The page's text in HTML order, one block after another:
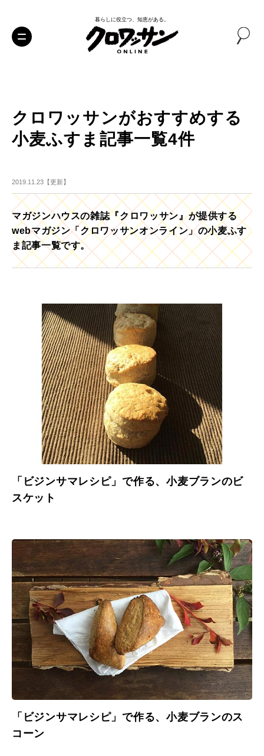
暮らしに役立つ、知恵がある。
クロワッサンがおすすめする
小麦ふすま記事一覧4件
2019.11.23【更新】
マガジンハウスの雑誌『クロワッサン』が提供する
webマガジン「クロワッサンオンライン」の小麦ふす
ま記事一覧です。
「ビジンサマレシピ」で作る、小麦ブランのビ
スケット
「ビジンサマレシピ」で作る、小麦ブランのス
コーン